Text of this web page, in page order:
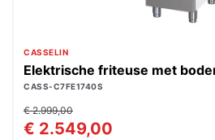
CASSELIN
Elektrische friteuse met
CASS-C7FE1740S
€ 2.999,00
€ 2.549,00